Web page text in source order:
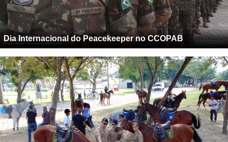
Dia Internacional do Peacekeeper no CCOPAB